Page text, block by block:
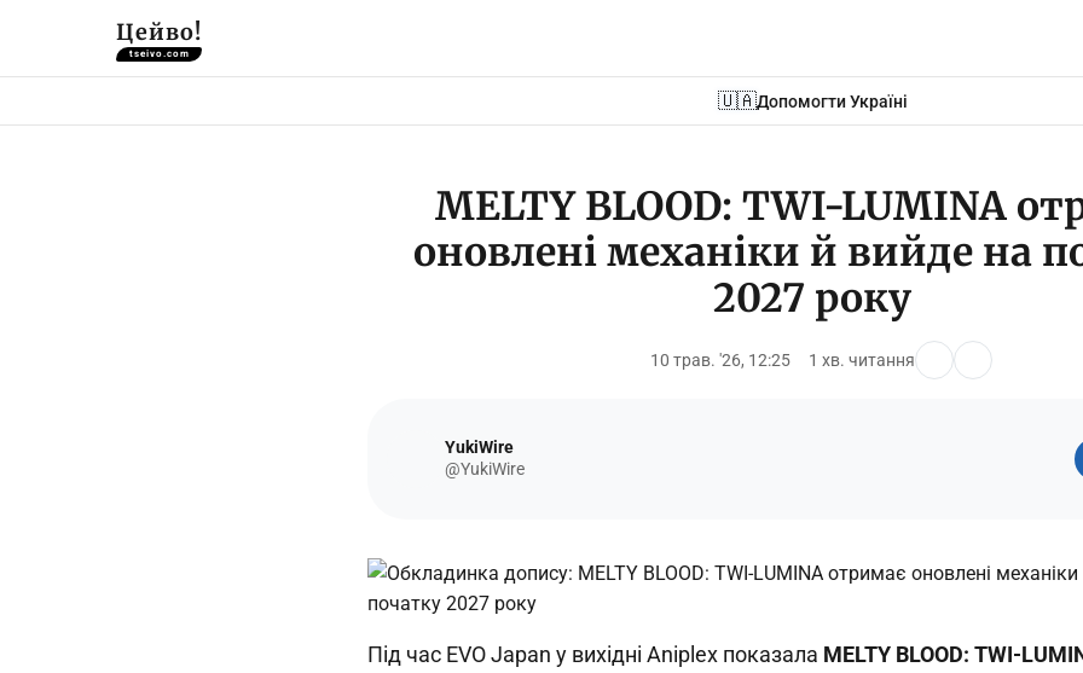
Цейво!
tseivo.com
🇺🇦Допомогти Україні
MELTY BLOOD: TWI-LUMINA
оновлені механіки й вийде на
2027 року
10 трав. '26, 12:25 1 хв. читання
YukiWire
@YukiWire
Під час EVO Japan у вихідні Aniplex показала MELTY BLOOD: TWI-